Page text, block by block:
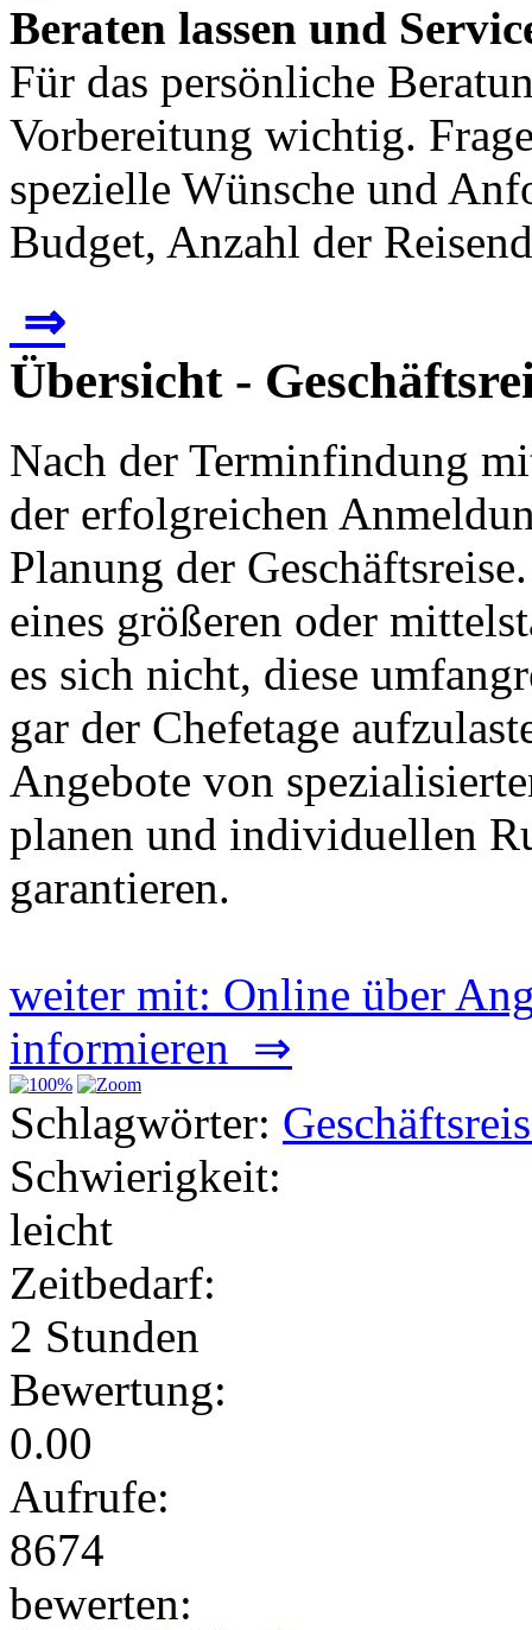
Beraten lassen und
Für das persönliche
Vorbereitung wichtig.
spezielle Wünsche und
Budget, Anzahl der
⇒
Übersicht -
Nach der Terminfindung
der erfolgreichen
Planung der
eines größeren oder
es sich nicht, diese
gar der Chefetage
Angebote von
planen und individuellen
garantieren.
weiter mit: Online über
informieren ⇒
Schlagwörter:
Schwierigkeit:
leicht
Zeitbedarf:
2 Stunden
Bewertung:
0.00
Aufrufe:
8674
bewerten: